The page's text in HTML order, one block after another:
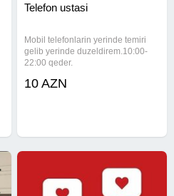
Telefon ustasi
Mobil telefonlarin yerinde temiri
gelib yerinde duzeldirem.10:00-
22:00 qeder.
10 AZN